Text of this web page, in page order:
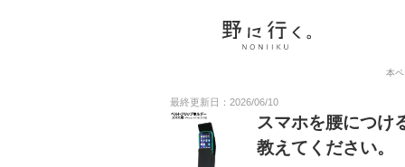
本
最終更新日：2026/06/10
スマホを腰につけ
教えてください。